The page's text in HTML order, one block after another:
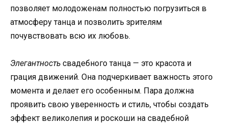
позволяет молодоженам полностью погрузиться в
атмосферу танца и позволить зрителям
почувствовать всю их любовь.
Элегантность свадебного танца — это красота и
грация движений. Она подчеркивает важность этого
момента и делает его особенным. Пара должна
проявить свою уверенность и стиль, чтобы создать
эффект великолепия и роскоши на свадебной